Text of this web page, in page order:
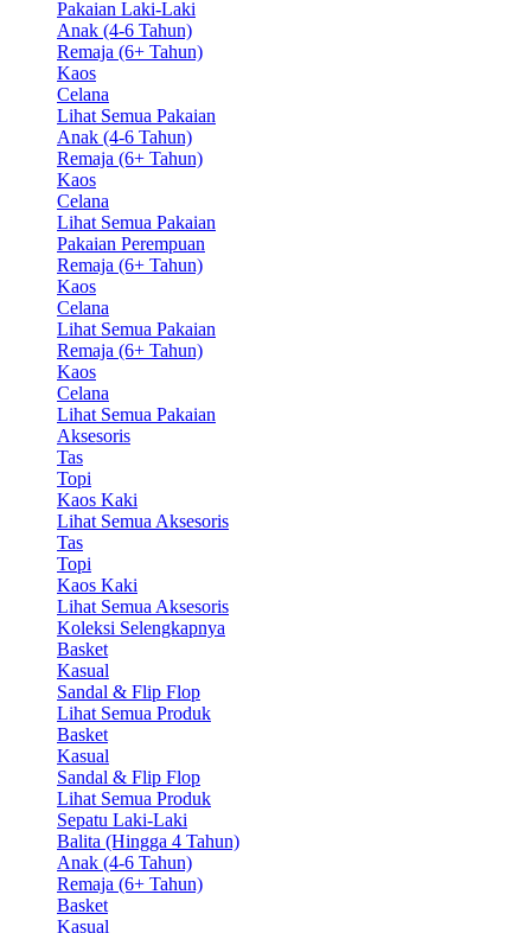
Pakaian Laki-Laki
Anak (4-6 Tahun)
Remaja (6+ Tahun)
Kaos
Celana
Lihat Semua Pakaian
Anak (4-6 Tahun)
Remaja (6+ Tahun)
Kaos
Celana
Lihat Semua Pakaian
Pakaian Perempuan
Remaja (6+ Tahun)
Kaos
Celana
Lihat Semua Pakaian
Remaja (6+ Tahun)
Kaos
Celana
Lihat Semua Pakaian
Aksesoris
Tas
Topi
Kaos Kaki
Lihat Semua Aksesoris
Tas
Topi
Kaos Kaki
Lihat Semua Aksesoris
Koleksi Selengkapnya
Basket
Kasual
Sandal & Flip Flop
Lihat Semua Produk
Basket
Kasual
Sandal & Flip Flop
Lihat Semua Produk
Sepatu Laki-Laki
Balita (Hingga 4 Tahun)
Anak (4-6 Tahun)
Remaja (6+ Tahun)
Basket
Kasual